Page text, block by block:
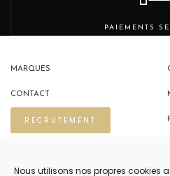
Nous utilisons nos propres cookies
PAIEMENTS
MARQUES
CONTACT
RECRUTEMENT